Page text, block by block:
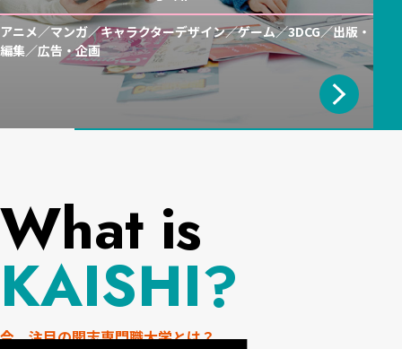
アニメ／マンガ／キャラクターデザイン／ゲーム／3DCG／出版・
編集／広告・企画
What is
KAISHI?
今、注目の開志専門職大学とは？